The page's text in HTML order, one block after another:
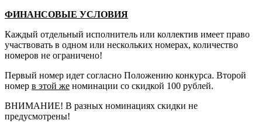
ФИНАНСОВЫЕ УСЛОВИЯ
Каждый отдельный исполнитель или коллектив имеет право
участвовать в одном или нескольких номерах, количество
номеров не ограничено!
Первый номер идет согласно Положению конкурса. Второй
номер в этой же номинации со скидкой 100 рублей.
ВНИМАНИЕ! В разных номинациях скидки не
предусмотрены!